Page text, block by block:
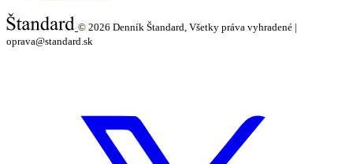
© 2026 Denník Štandard, Všetky práva vyhradené |
oprava@standard.sk